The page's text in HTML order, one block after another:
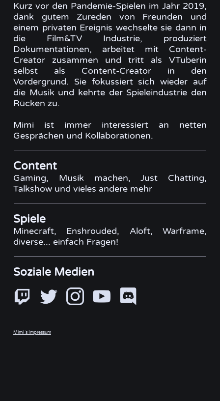
Kurz vor den Pandemie-Spielen im Jahr 2019,
dank gutem Zureden von Freunden und
einem privaten Ereignis wechselte sie dann in
die Film&TV Industrie, produziert
Dokumentationen, arbeitet mit Content-
Creator zusammen und tritt als VTuberin
selbst als Content-Creator in den
Vordergrund. Sie fokussiert sich wieder auf
die Musik und kehrte der Spieleindustrie den
Rücken zu.
Mimi ist immer interessiert an netten
Gesprächen und Kollaborationen.
Content
Gaming, Musik machen, Just Chatting,
Talkshow und vieles andere mehr
Spiele
Minecraft, Enshrouded, Aloft, Warframe,
diverse... einfach Fragen!
Soziale Medien
Mimi ´s Impressum